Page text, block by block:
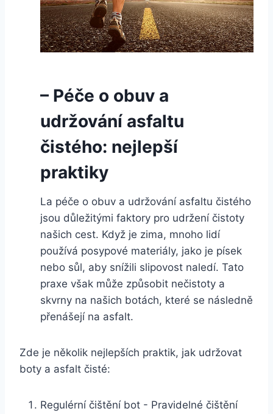
– Péče o obuv a
udržování asfaltu
‍čistého: nejlepší
praktiky
La péče o obuv a udržování​ asfaltu čistého
jsou ‍důležitými faktory‍ pro udržení čistoty
našich‌ cest. Když je zima, mnoho​ lidí
používá posypové materiály, jako⁤ je písek
nebo sůl, aby snížili slipovost naledí. Tato
praxe ‌však může způsobit nečistoty a
skvrny na našich botách,‌ které se následně
přenášejí na asfalt.
Zde je několik nejlepších​ praktik, jak‍ udržovat
⁣boty a asfalt čisté:
Regulérní čištění bot ‌- Pravidelné čištění